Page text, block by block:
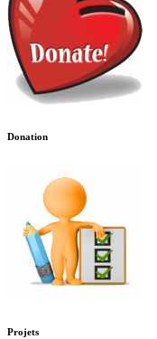
Donation
Projets